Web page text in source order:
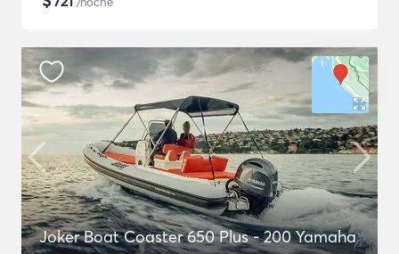
Joker Boat Coaster 650 Plus - 200 Yamaha